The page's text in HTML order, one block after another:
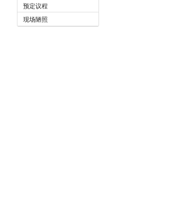
预定议程
现场陋照